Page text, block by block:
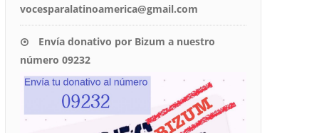
vocesparalatinoamerica@gmail.com
Envía donativo por Bizum a nuestro
número 09232